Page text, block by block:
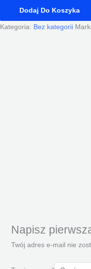
Dodaj Do Koszyka
Kategoria: Bez kategorii
Napisz
Twój adres e-mail nie